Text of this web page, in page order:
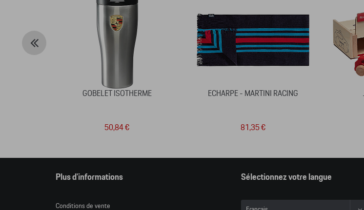
GOBELET ISOTHERME
50,84 €
ECHARPE - MARTINI RACING
81,35 €
Plus d'informations
Conditions de vente
Sélectionnez votre langue